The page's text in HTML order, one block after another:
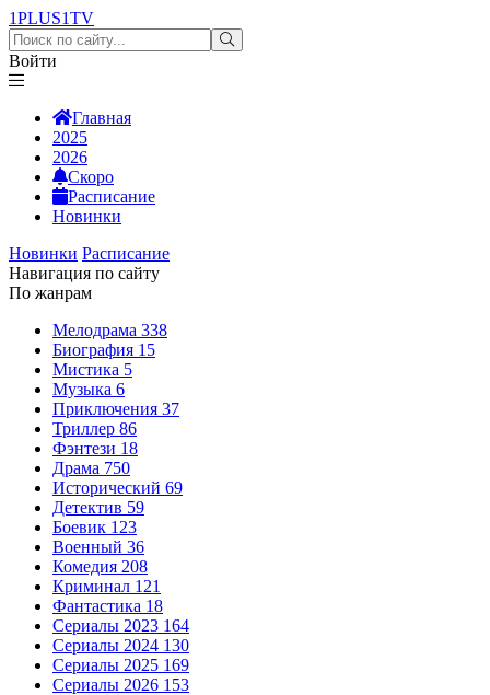
1PLUS1TV
Войти
Главная
2025
2026
Скоро
Расписание
Новинки
Новинки Расписание
Навигация по сайту
По жанрам
Мелодрама 338
Биография 15
Мистика 5
Музыка 6
Приключения 37
Триллер 86
Фэнтези 18
Драма 750
Исторический 69
Детектив 59
Боевик 123
Военный 36
Комедия 208
Криминал 121
Фантастика 18
Сериалы 2023 164
Сериалы 2024 130
Сериалы 2025 169
Сериалы 2026 153